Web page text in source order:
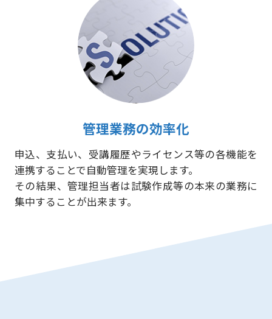
管理業務の効率化
申込、支払い、受講履歴やライセンス等の各機能を
連携することで自動管理を実現します。
その結果、管理担当者は試験作成等の本来の業務に
集中することが出来ます。